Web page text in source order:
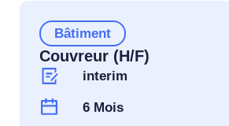
Bâtiment
Couvreur (H/F)
interim
6 Mois